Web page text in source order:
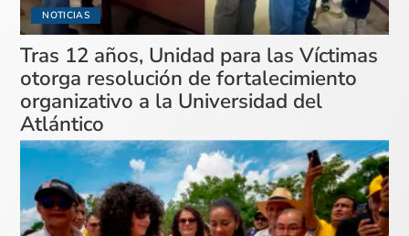
NOTICIAS
Tras 12 años, Unidad para las Víctimas
otorga resolución de fortalecimiento
organizativo a la Universidad del
Atlántico